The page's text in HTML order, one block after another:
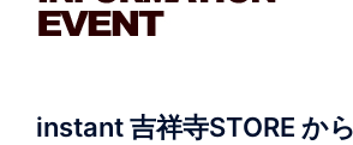
instant 吉祥寺STORE か